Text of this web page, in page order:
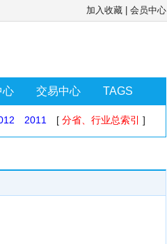
加入收藏 会员中心
心 交易中心 TAGS
2011 [ 分省、行业总索引 ]